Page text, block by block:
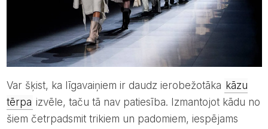
Var šķist, ka līgavaiņiem ir daudz ierobežotāka kāzu
tērpa izvēle, taču tā nav patiesība. Izmantojot kādu no
šiem četrpadsmit trikiem un padomiem, iespējams